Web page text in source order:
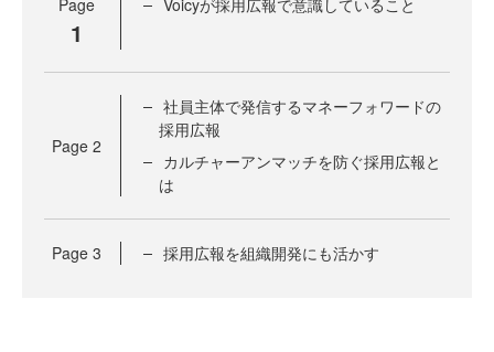
Page
1
Voicyが採用広報で意識していること
Page 2
社員主体で発信するマネーフォワードの
採用広報
カルチャーアンマッチを防ぐ採用広報と
は
Page 3 採用広報を組織開発にも活かす